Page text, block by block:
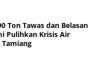
Ton Tawas dan Belasan
Pulihkan Krisis Air
Tamiang